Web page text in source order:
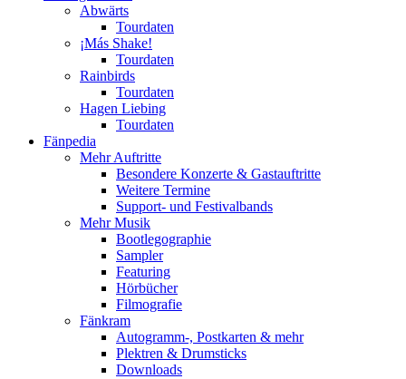
Abwärts
Tourdaten
¡Más Shake!
Tourdaten
Rainbirds
Tourdaten
Hagen Liebing
Tourdaten
Fänpedia
Mehr Auftritte
Besondere Konzerte & Gastauftritte
Weitere Termine
Support- und Festivalbands
Mehr Musik
Bootlegographie
Sampler
Featuring
Hörbücher
Filmografie
Fänkram
Autogramm-, Postkarten & mehr
Plektren & Drumsticks
Downloads